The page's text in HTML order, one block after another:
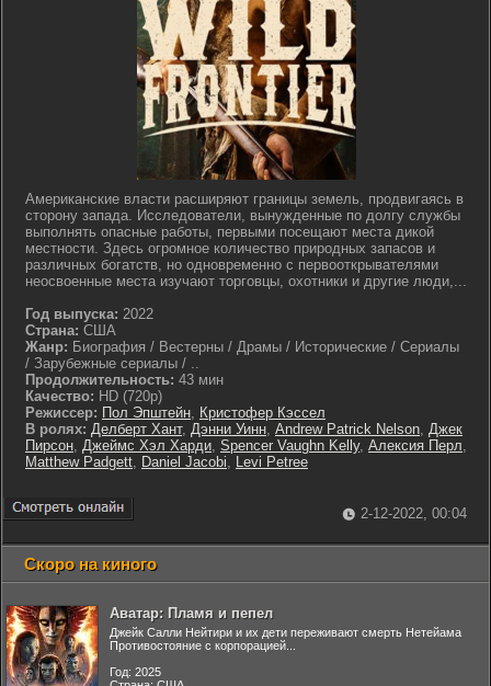
Американские власти расширяют границы земель, продвигаясь в
сторону запада. Исследователи, вынужденные по долгу службы
выполнять опасные работы, первыми посещают места дикой
местности. Здесь огромное количество природных запасов и
различных богатств, но одновременно с первооткрывателями
неосвоенные места изучают торговцы, охотники и другие люди,...
Год выпуска: 2022
Страна: США
Жанр: Биография / Вестерны / Драмы / Исторические / Сериалы
/ Зарубежные сериалы / ..
Продолжительность: 43 мин
Качество: HD (720p)
Режиссер: Пол Эпштейн, Кристофер Кэссел
В ролях: Делберт Хант, Дэнни Уинн, Andrew Patrick Nelson, Джек
Пирсон, Джеймс Хэл Харди, Spencer Vaughn Kelly, Алексия Перл,
Matthew Padgett, Daniel Jacobi, Levi Petree
2-12-2022, 00:04
Скоро на киного
Аватар: Пламя и пепел
Джейк Салли Нейтири и их дети переживают смерть Нетейама
Противостояние с корпорацией...
Год: 2025